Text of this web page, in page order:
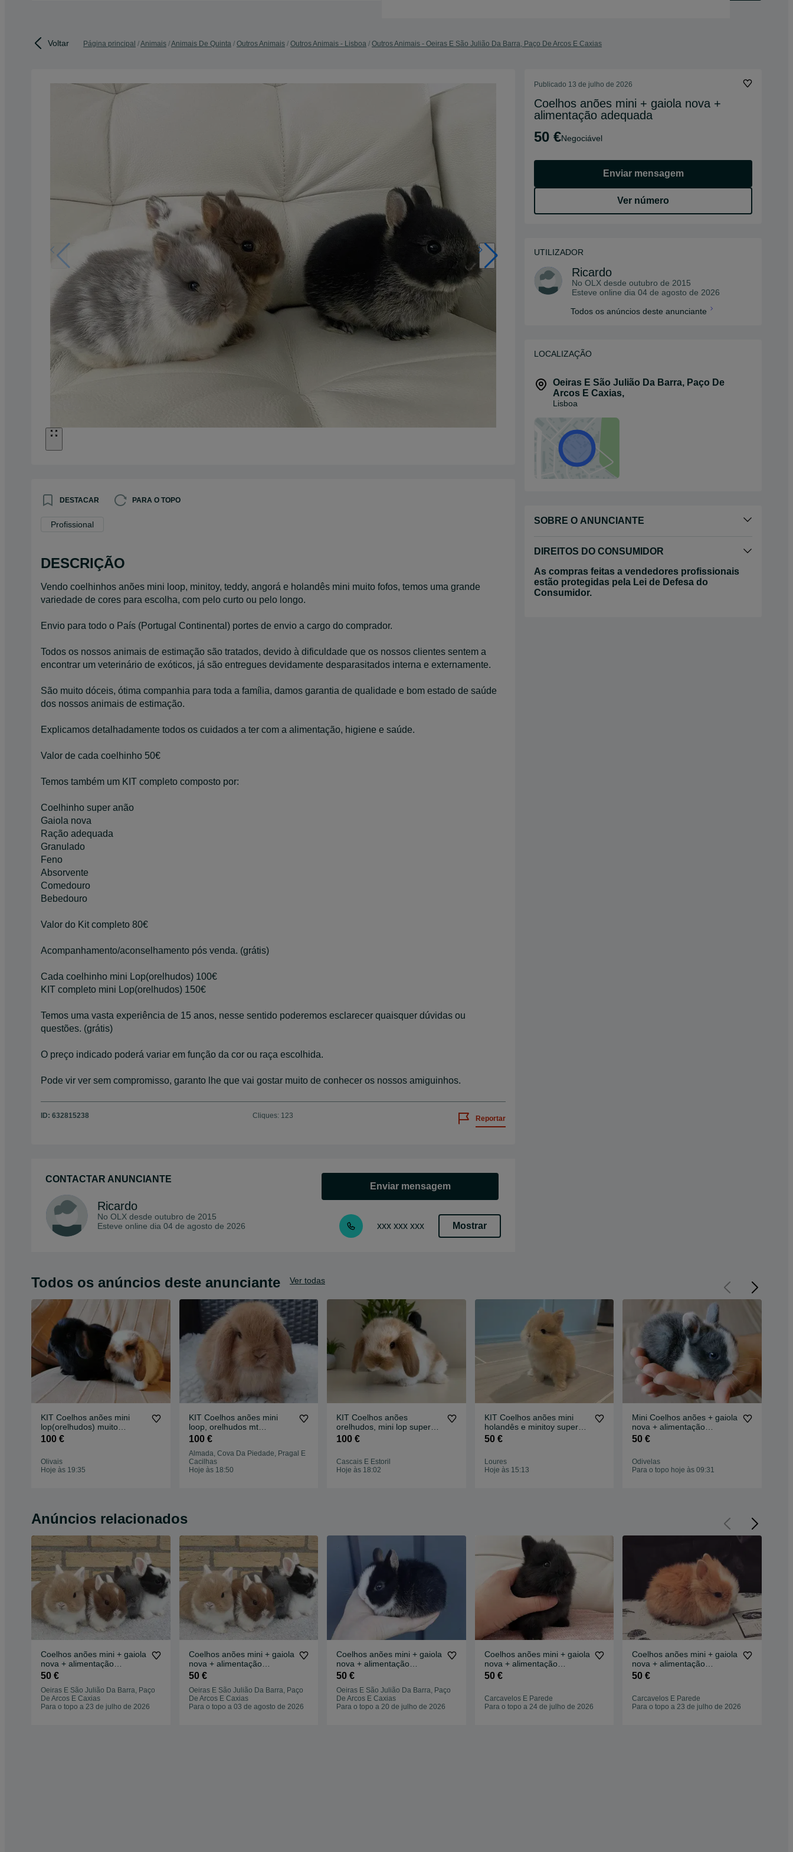
Voltar Página principal Animais Animais De Quinta Outros Animais Outros Animais - Lisboa Outros Animais - Oeiras E São Julião Da Barra, Paço De Arcos E Caxias
DESTACAR PARA O TOPO
Profissional
DESCRIÇÃO
Vendo coelhinhos anões mini loop, minitoy, teddy, angorá e holandês mini muito fofos, temos uma grande
variedade de cores para escolha, com pelo curto ou pelo longo.
Envio para todo o País (Portugal Continental) portes de envio a cargo do comprador.
Todos os nossos animais de estimação são tratados, devido à dificuldade que os nossos clientes sentem a
encontrar um veterinário de exóticos, já são entregues devidamente desparasitados interna e externamente.
São muito dóceis, ótima companhia para toda a família, damos garantia de qualidade e bom estado de saúde
dos nossos animais de estimação.
Explicamos detalhadamente todos os cuidados a ter com a alimentação, higiene e saúde.
Valor de cada coelhinho 50€
Temos também um KIT completo composto por:
Coelhinho super anão
Gaiola nova
Ração adequada
Granulado
Feno
Absorvente
Comedouro
Bebedouro
Valor do Kit completo 80€
Acompanhamento/aconselhamento pós venda. (grátis)
Cada coelhinho mini Lop(orelhudos) 100€
KIT completo mini Lop(orelhudos) 150€
Temos uma vasta experiência de 15 anos, nesse sentido poderemos esclarecer quaisquer dúvidas ou
questões. (grátis)
O preço indicado poderá variar em função da cor ou raça escolhida.
Pode vir ver sem compromisso, garanto lhe que vai gostar muito de conhecer os nossos amiguinhos.
ID: 632815238 Cliques: 123 Reportar
CONTACTAR ANUNCIANTE
Ricardo
No OLX desde outubro de 2015
Esteve online dia 04 de agosto de 2026
Enviar mensagem
xxx xxx xxx Mostrar
Publicado 13 de julho de 2026
Coelhos anões mini + gaiola nova +
alimentação adequada
50 € Negociável
Enviar mensagem
Ver número
UTILIZADOR
Ricardo
No OLX desde outubro de 2015
Esteve online dia 04 de agosto de 2026
Todos os anúncios deste anunciante
LOCALIZAÇÃO
Oeiras E São Julião Da Barra, Paço De
Arcos E Caxias,
Lisboa
SOBRE O ANUNCIANTE
DIREITOS DO CONSUMIDOR
As compras feitas a vendedores profissionais
estão protegidas pela Lei de Defesa do
Consumidor.
Todos os anúncios deste anunciante Ver todas
KIT Coelhos anões mini
lop(orelhudos) muito
inteligentes e dóceis
100 €
Olivais
Hoje às 19:35
KIT Coelhos anões mini
loop, orelhudos mt
inteligentes e brincalhões
100 €
Almada, Cova Da Piedade, Pragal E
Cacilhas
Hoje às 18:50
KIT Coelhos anões
orelhudos, mini lop super
inteligentes e dóceis
100 €
Cascais E Estoril
Hoje às 18:02
KIT Coelhos anões mini
holandês e minitoy super
meigos
50 €
Loures
Hoje às 15:13
Mini Coelhos anões + gaiola
nova + alimentação
adequada
50 €
Odivelas
Para o topo hoje às 09:31
Anúncios relacionados
Coelhos anões mini + gaiola
nova + alimentação
adequada
50 €
Oeiras E São Julião Da Barra, Paço
De Arcos E Caxias
Para o topo a 23 de julho de 2026
Coelhos anões mini + gaiola
nova + alimentação
adequada
50 €
Oeiras E São Julião Da Barra, Paço
De Arcos E Caxias
Para o topo a 03 de agosto de 2026
Coelhos anões mini + gaiola
nova + alimentação
adequada
50 €
Oeiras E São Julião Da Barra, Paço
De Arcos E Caxias
Para o topo a 20 de julho de 2026
Coelhos anões mini + gaiola
nova + alimentação
adequada
50 €
Carcavelos E Parede
Para o topo a 24 de julho de 2026
Coelhos anões mini + gaiola
nova + alimentação
adequada
50 €
Carcavelos E Parede
Para o topo a 23 de julho de 2026